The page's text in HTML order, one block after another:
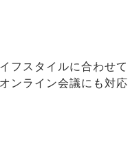
フスタイルに合わせて
ンライン会議にも対応